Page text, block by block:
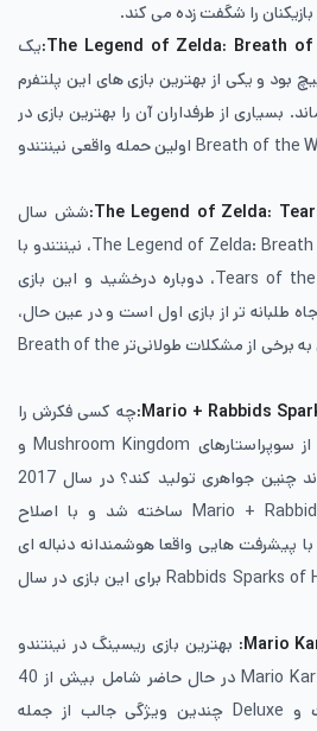
را شگفت زده می کند.
The Legend of Zelda: Breath of یک
بود و یکی از بهترین بازی های این پلتفرم
بسیاری از طرفداران آن را بهترین بازی در
کل فرنچایز نامیده اند و Breath of the Wild اولین حمله واقعی نینتندو
The Legend of Zelda: شش سال
پس از انتشار The Legend of Zelda: Breath of the Wild، نینتندو با
دنباله‌ آن یعنی Tears of the Kingdom، دوباره درخشید و این بازی
طلبانه تر از بازی اول است و در عین حال،
گام های بزرگی برای رسیدگی به برخی از مشکلات طولانی‌تر Breath of the
Mario + Rabbids چه کسی فکرش را
می کرد که تیمی متشکل از سوپراستارهای Mushroom Kingdom و
Rabbidهای Ubisoft بتواند چنین جواهری تولید کند؟ در سال 2017
بازی Mario + Rabbids Kingdom Battle ساخته شد و با اصلاح
پیشرفت هایی واقعا هوشمندانه دنباله ای
تحت عنوان Mario و Rabbids Sparks of Hope برای این بازی در سال
Mario بهترین بازی ریسینگ در نینتندو
سوییچ است. Mario Kart 8 Deluxe در حال حاضر شامل بیش از 40
مسابقه و 48 مسیر است و Deluxe چندین ویژگی جالب از جمله